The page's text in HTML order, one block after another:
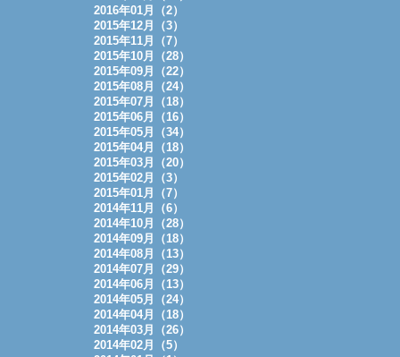
2016年01月（2）
2015年12月（3）
2015年11月（7）
2015年10月（28）
2015年09月（22）
2015年08月（24）
2015年07月（18）
2015年06月（16）
2015年05月（34）
2015年04月（18）
2015年03月（20）
2015年02月（3）
2015年01月（7）
2014年11月（6）
2014年10月（28）
2014年09月（18）
2014年08月（13）
2014年07月（29）
2014年06月（13）
2014年05月（24）
2014年04月（18）
2014年03月（26）
2014年02月（5）